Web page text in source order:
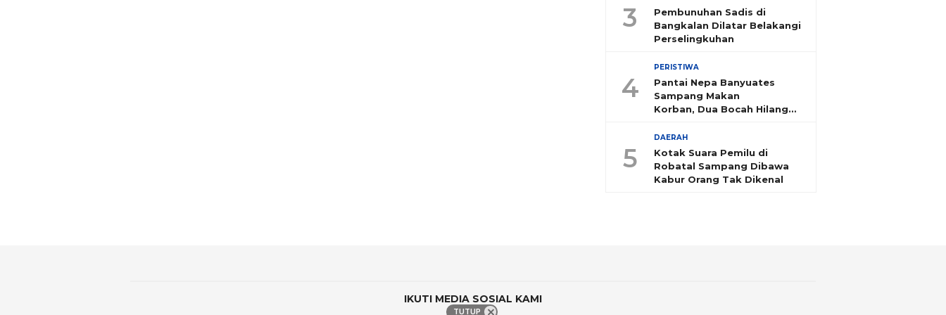
3
Pembunuhan Sadis di
Bangkalan Dilatar Belakangi
Perselingkuhan
4
PERISTIWA
Pantai Nepa Banyuates
Sampang Makan
Korban, Dua Bocah Hilang
5
DAERAH
Kotak Suara Pemilu di
Robatal Sampang Dibawa
Kabur Orang Tak Dikenal
IKUTI MEDIA SOSIAL KAMI
TUTUP